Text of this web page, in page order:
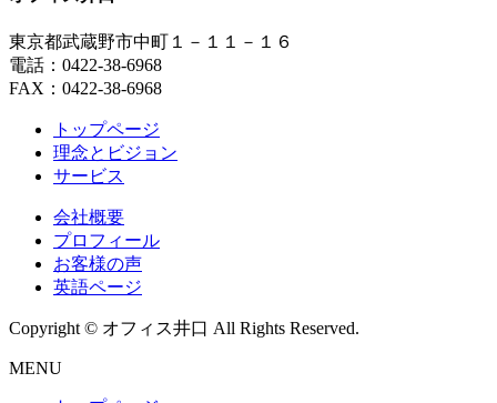
東京都武蔵野市中町１－１１－１６
電話：0422-38-6968
FAX：0422-38-6968
トップページ
理念とビジョン
サービス
会社概要
プロフィール
お客様の声
英語ページ
Copyright © オフィス井口 All Rights Reserved.
MENU